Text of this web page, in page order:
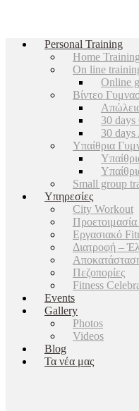
Personal Training
Home Training
On line
Online
Βίντεο
30 days
30
Υπαίθρια
Small group
Υπηρεσίες
City Workout
Εργασιακό
Διατροφή –
Πεζοπορίες
Fitness
Events
Gallery
Photos
Videos
Blog
Τα νέα μας